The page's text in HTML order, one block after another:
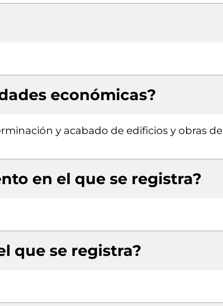
económicas?
y acabado de edificios y obras de
en el que se registra?
que se registra?